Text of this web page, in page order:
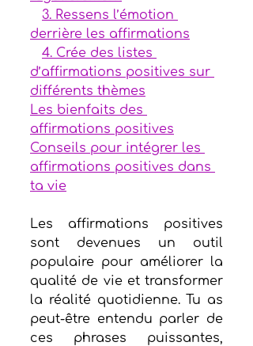
3. Ressens l’émotion
derrière les affirmations
4. Crée des listes
d’affirmations positives sur
différents thèmes
Les bienfaits des
affirmations positives
Conseils pour intégrer les
affirmations positives dans
ta vie
Les affirmations positives
sont devenues un outil
populaire pour améliorer la
qualité de vie et transformer
la réalité quotidienne. Tu as
peut-être entendu parler de
ces phrases puissantes,